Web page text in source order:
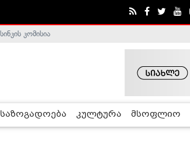
საზოგადოება კულტურა მსოფლიო